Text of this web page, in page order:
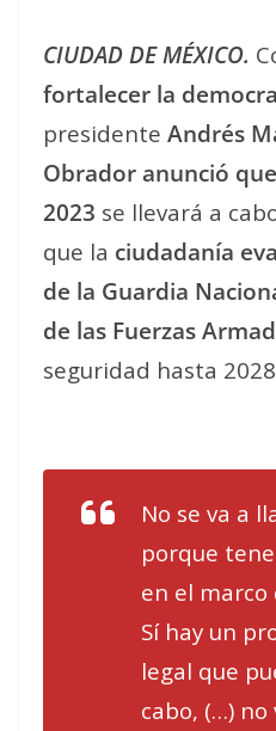
CIUDAD DE MÉXICO.
fortalecer la
presidente Andrés
Obrador anunció
2023 se llevará a
que la ciudadanía
de la Guardia
de las Fuerzas
seguridad hasta
No se va a
porque
en el marco
Sí hay un
legal que
cabo, (…) no